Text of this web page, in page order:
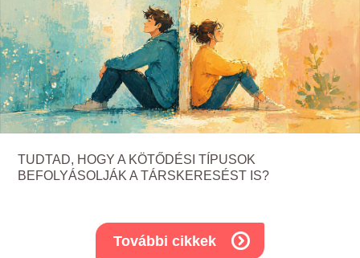
TUDTAD, HOGY A KÖTŐDÉSI TÍPUSOK
BEFOLYÁSOLJÁK A TÁRSKERESÉST IS?
További cikkek